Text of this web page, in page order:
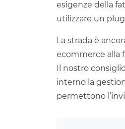
esigenze della
utilizzare un
La strada è
ecommerce alla
Il nostro
interno la
permettono